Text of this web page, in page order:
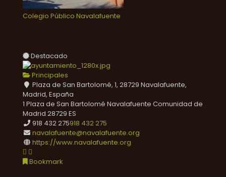
Colegio Público Navalafuente
Destacado
Principales
Plaza de San Bartolomé, 1, 28729 Navalafuente,
Madrid, España
1 Plaza de San Bartolomé Navalafuente Comunidad de
Madrid 28729 ES
918 432 275918 432 275
navalafuente@navalafuente.org
https://www.navalafuente.org
Bookmark